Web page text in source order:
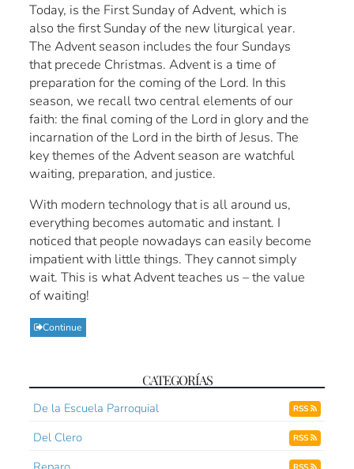
Today, is the First Sunday of Advent, which is
also the first Sunday of the new liturgical year.
The Advent season includes the four Sundays
that precede Christmas. Advent is a time of
preparation for the coming of the Lord. In this
season, we recall two central elements of our
faith: the final coming of the Lord in glory and the
incarnation of the Lord in the birth of Jesus. The
key themes of the Advent season are watchful
waiting, preparation, and justice.
With modern technology that is all around us,
everything becomes automatic and instant. I
noticed that people nowadays can easily become
impatient with little things. They cannot simply
wait. This is what Advent teaches us – the value
of waiting!
Continue
CATEGORÍAS
De la Escuela Parroquial RSS
Del Clero RSS